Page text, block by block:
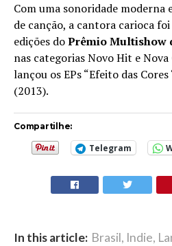
Com uma sonoridade
de canção, a cantora carioca
edições doPrêmio Multishow
nas categorias Novo Hit e Nova
lançou os EPs “Efeito das
(2013).
Compartilhe:
Telegram
In this article: Brasil, Indie,